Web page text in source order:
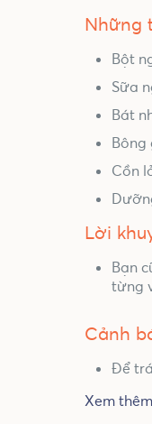
Những
Bột
Sữa
Bát
Bông
Cồn
Lời
Bạn
từng
Cảnh
Để
Xem